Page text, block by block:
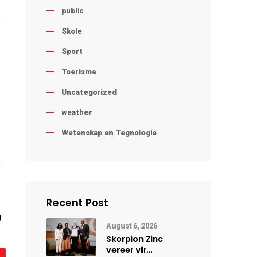
public
Skole
Sport
Toerisme
Uncategorized
weather
Wetenskap en Tegnologie
Recent Post
August 6, 2026
Skorpion Zinc
vereer vir